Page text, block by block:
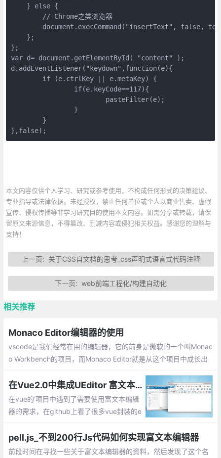
    } else {
        // Chrome之类浏览器
document.execCommand("insertText", false,
    };
};
var d= document.getElementById( "content" );
d.addEventListener("keydown",function(e){
},false);
本文内容仅供个人学习、研究或参考使用，不构成任何形式的决策建议、
专业指导或法律依据。未经授权，禁止任何单位或个人以商业售卖、虚假
宣传、侵权传播等非学习研究目的使用本文内容。如需分享或转载，请保
留原文来源信息，不得篡改、删减内容或侵犯相关权益。感谢您的理解与
支持！
上一页: 关于CSS自文档的思考_css声明式语言式代码注释
下一页:web前端工程化/构建自动化
相关推荐
Monaco Editor编辑器的使用
vscode是我们经常在用的编辑器，它的前身是微软的一个叫Monac
o Workbench的项目，而Monaco Editor就是从这个项目中成长出
在Vue2.0中集成UEditor 富文本编辑器
在vue的’项目中遇到了需要使用富文本编辑
器的需求，在github上看了很多vue封装的e
持并不是很好，最终还是决定使用UEditor。
pell.js_不到200行Js代码如何实现富文本编辑器
前段时间在寻找一些关于富文本编辑器的资料，然后发现了这个名